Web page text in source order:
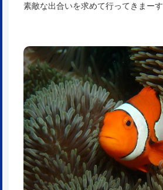
素敵な出合いを求めて行ってきまーす